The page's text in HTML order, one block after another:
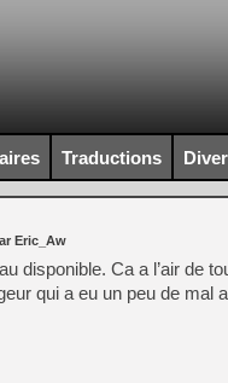
Traductions
Eric_Aw
disponible. Ca a l’air de
qui a eu un peu de